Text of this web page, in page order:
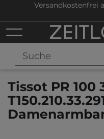
Versandkostenfrei
Tissot PR 100